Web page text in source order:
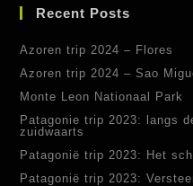
Recent Posts
Azoren trip 2024 – Flores
Azoren trip 2024 – Sao
Monte Leon Nationaal Park
Patagonie trip 2023: langs
zuidwaarts
Patagonië trip 2023: Het
Patagonië trip 2023: